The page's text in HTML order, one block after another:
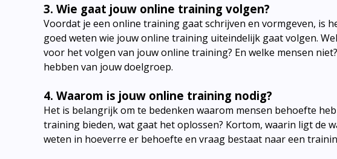
3. Wie gaat jouw online training volgen?
Voordat je een online training gaat schrijven en vormgeven, is
goed weten wie jouw online training uiteindelijk gaat volgen.
voor het volgen van jouw online training? En welke mensen
hebben van jouw doelgroep.
4. Waarom is jouw online training nodig?
Het is belangrijk om te bedenken waarom mensen behoefte
training bieden, wat gaat het oplossen? Kortom, waarin ligt de
weten in hoeverre er behoefte en vraag bestaat naar een